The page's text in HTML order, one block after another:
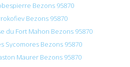
Bezons 95870
Bezons 95870
du Fort Mahon Bezons 95870
Sycomores Bezons 95870
Maurer Bezons 95870